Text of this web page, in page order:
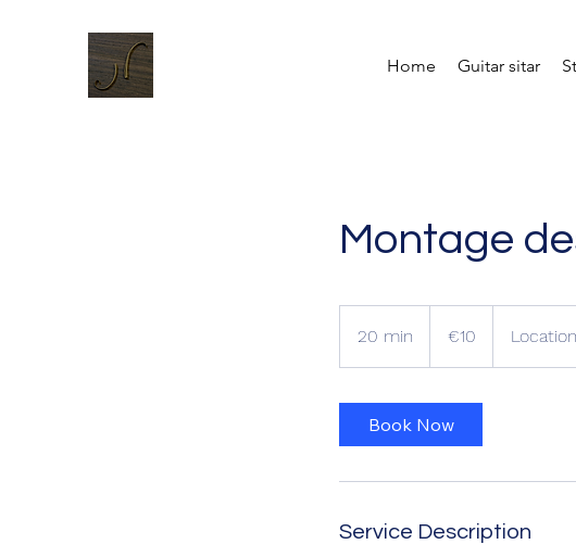
Home Guitar sitar
Montage
20 min €10
Book Now
Service Description